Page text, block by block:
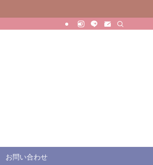
お問い合わせ